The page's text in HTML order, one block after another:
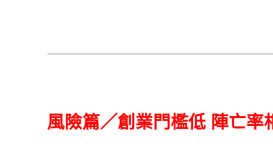
風險篇／創業門檻低 陣亡率